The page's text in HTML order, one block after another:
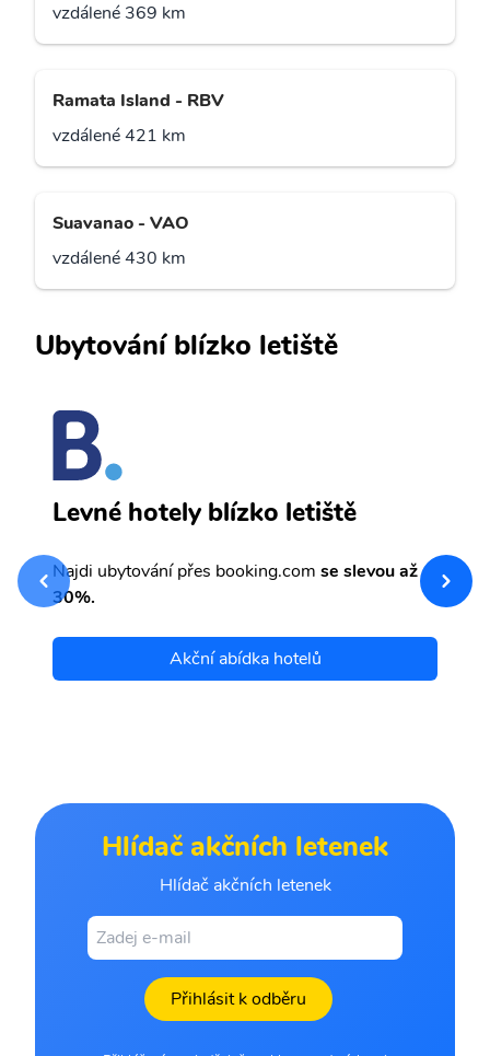
vzdálené 369 km
Ramata Island - RBV
vzdálené 421 km
Suavanao - VAO
vzdálené 430 km
Ubytování blízko letiště
Levné hotely blízko letiště
Najdi ubytování přes booking.com se slevou až
30%.
Akční abídka hotelů
Hlídač akčních letenek
Hlídač akčních letenek
Přihlásit k odběru